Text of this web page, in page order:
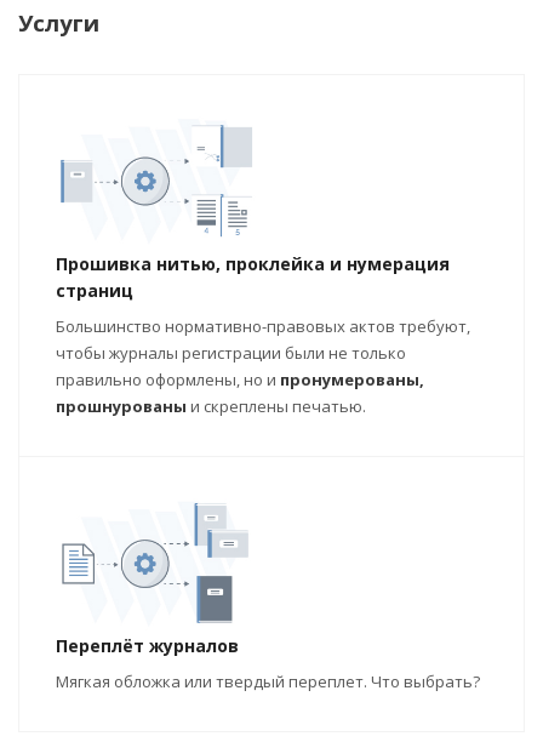
Услуги
Прошивка нитью, проклейка и нумерация
страниц
Большинство нормативно-правовых актов требуют,
чтобы журналы регистрации были не только
правильно оформлены, но и пронумерованы,
прошнурованы и скреплены печатью.
Переплёт журналов
Мягкая обложка или твердый переплет. Что выбрать?